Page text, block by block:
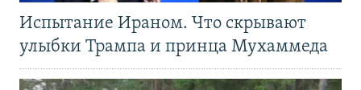
Испытание Ираном. Что скрывают
улыбки Трампа и принца Мухаммеда